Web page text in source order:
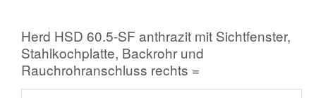
Herd HSD 60.5-SF anthrazit mit Sichtfenster,
Stahlkochplatte, Backrohr und
Rauchrohranschluss rechts =